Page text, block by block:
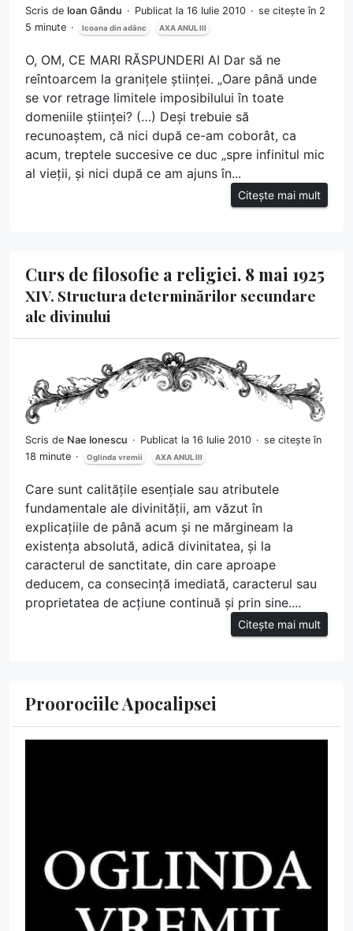
Scris de Ioan Gându Publicat la 16 Iulie 2010
se citește în 2
5 minute
Icoana din adânc AXA ANUL III
O, OM, CE MARI RĂSPUNDERI AI Dar să ne
reîntoarcem la granițele științei. „Oare până unde
se vor retrage limitele imposibilului în toate
domeniile științei? (…) Deși trebuie să
recunoaștem, că nici după ce-am coborât, ca
acum, treptele succesive ce duc „spre infinitul mic
al vieții, și nici după ce am ajuns în...
Citește mai mult
Curs de filosofie a religiei. 8 mai 1925
XIV. Structura determinărilor secundare
ale divinului
Scris de Nae Ionescu Publicat la 16 Iulie 2010
se citește în
18 minute
Oglinda vremii AXA ANUL III
Care sunt calitățile esențiale sau atributele
fundamentale ale divinității, am văzut în
explicațiile de până acum și ne mărgineam la
existența absolută, adică divinitatea, și la
caracterul de sanctitate, din care aproape
deducem, ca consecință imediată, caracterul sau
proprietatea de acțiune continuă și prin sine....
Citește mai mult
Proorociile Apocalipsei